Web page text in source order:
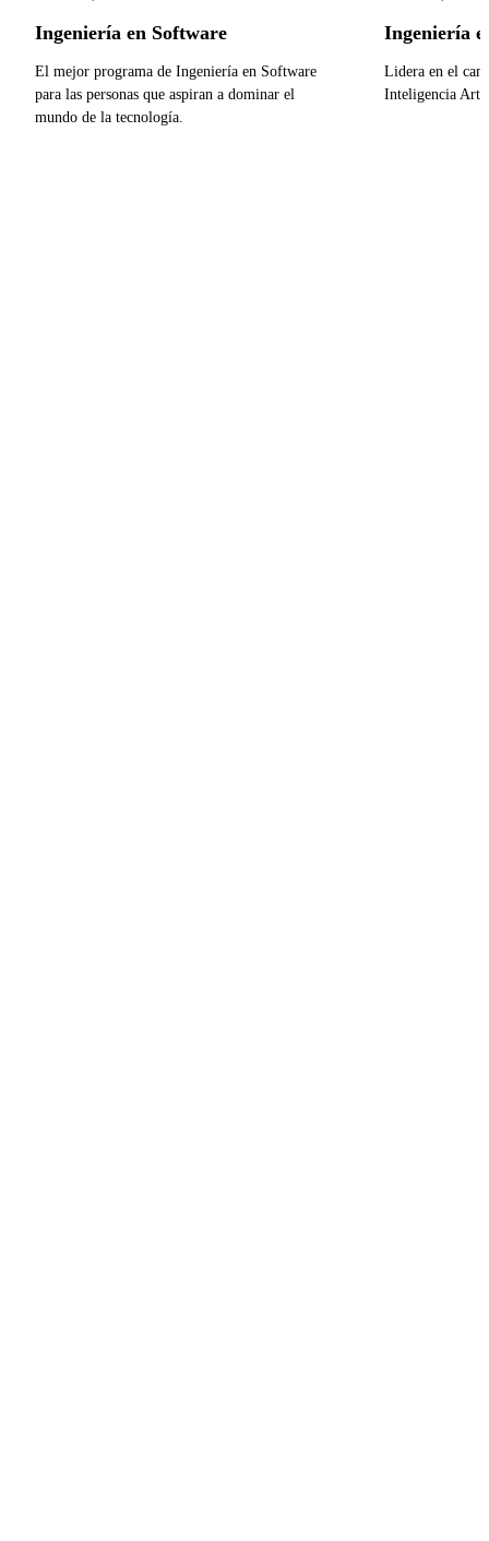
Ingeniería en Software
El mejor programa de Ingeniería en Software
para las personas que aspiran a dominar el
mundo de la tecnología.
Ingeniería
Lidera en el
Inteligencia